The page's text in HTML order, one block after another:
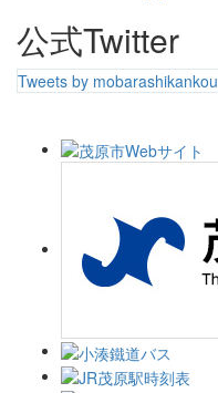
公式Twitter
Tweets by mobarashikankou